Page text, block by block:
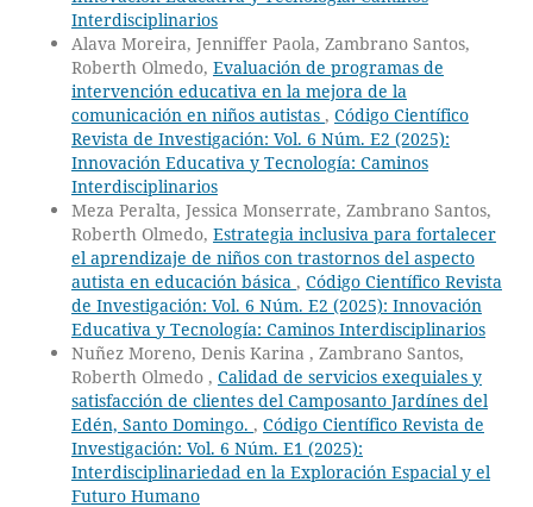
Interdisciplinarios
Alava Moreira, Jenniffer Paola, Zambrano Santos,
Roberth Olmedo, Evaluación de programas de
intervención educativa en la mejora de la
comunicación en niños autistas , Código Científico
Revista de Investigación: Vol. 6 Núm. E2 (2025):
Innovación Educativa y Tecnología: Caminos
Interdisciplinarios
Meza Peralta, Jessica Monserrate, Zambrano Santos,
Roberth Olmedo, Estrategia inclusiva para fortalecer
el aprendizaje de niños con trastornos del aspecto
autista en educación básica , Código Científico Revista
de Investigación: Vol. 6 Núm. E2 (2025): Innovación
Educativa y Tecnología: Caminos Interdisciplinarios
Nuñez Moreno, Denis Karina , Zambrano Santos,
Roberth Olmedo , Calidad de servicios exequiales y
satisfacción de clientes del Camposanto Jardínes del
Edén, Santo Domingo. , Código Científico Revista de
Investigación: Vol. 6 Núm. E1 (2025):
Interdisciplinariedad en la Exploración Espacial y el
Futuro Humano